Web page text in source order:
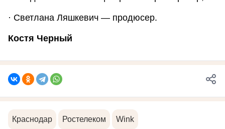
· Светлана Ляшкевич — продюсер.
Костя Черный
Краснодар Ростелеком Wink